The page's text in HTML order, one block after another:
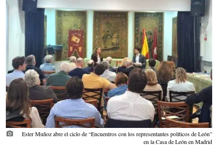
photo_camera
Ester Muñoz abre el ciclo de “Encuentros con los representantes políticos de León”
en la Casa de León en Madrid